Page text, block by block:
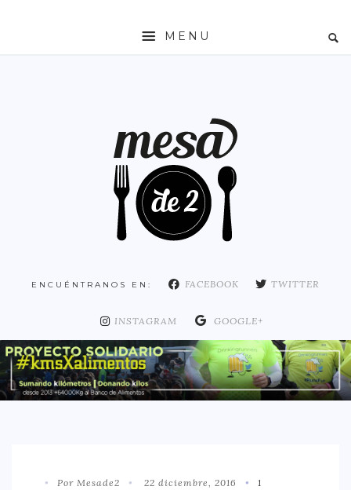
MENU
COMUNIDAD DE MADRID
DISTRITO ARGANZUELA
DISTRITO CHAMARTÍN
DISTRITO CHAMBERÍ
DISTRITO HORTALEZA
DISTRITO RETIRO
ENCUÉNTRANOS EN: FACEBOOK TWITTER
INSTAGRAM GOOGLE+
Por Mesade2 22 diciembre, 2016
1